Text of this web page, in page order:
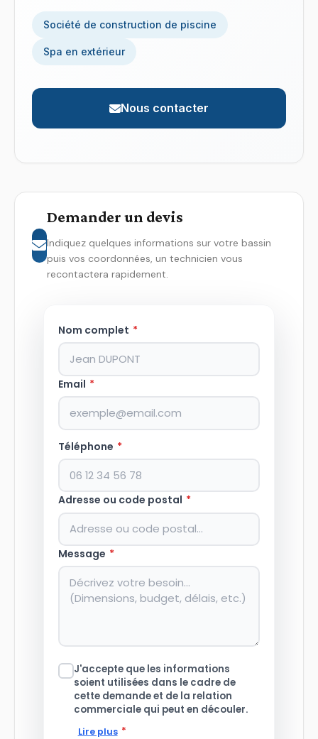
Société de construction de piscine
Spa en extérieur
Nous contacter
Demander un devis
Indiquez quelques informations sur votre bassin
puis vos coordonnées, un technicien vous
recontactera rapidement.
Nom complet *
Email *
Téléphone *
Adresse ou code postal *
Message *
J'accepte que les informations
soient utilisées dans le cadre de
cette demande et de la relation
commerciale qui peut en découler.
Lire plus *